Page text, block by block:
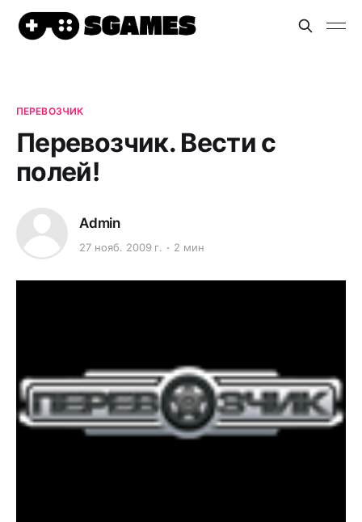
ПЕРЕВОЗЧИК
Перевозчик. Вести с
полей!
Admin
27 нояб. 2009 г. 2 мин